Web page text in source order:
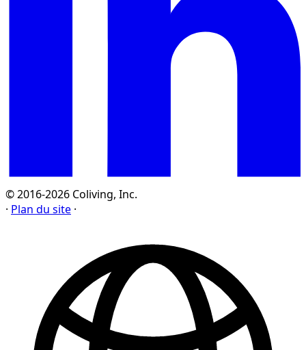
© 2016-2026 Coliving, Inc.
· Plan du site ·